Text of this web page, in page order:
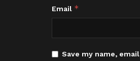
Email *
Save my name,